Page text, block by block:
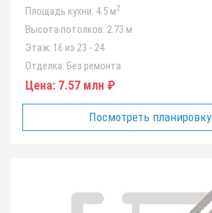
Площадь кухни: 4.5 м2
Высота потолков: 2.73 м
Этаж: 16 из 23 - 24
Отделка: Без ремонта
Цена: 7.57 млн ₽
Посмотреть планировку